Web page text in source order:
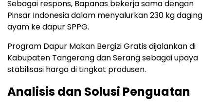
Sebagai respons, Bapanas bekerja sama dengan
Pinsar Indonesia dalam menyalurkan 230 kg daging
ayam ke dapur SPPG.
Program Dapur Makan Bergizi Gratis dijalankan di
Kabupaten Tangerang dan Serang sebagai upaya
stabilisasi harga di tingkat produsen.
Analisis dan Solusi Penguatan